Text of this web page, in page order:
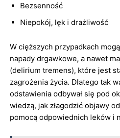
Bezsenność
Niepokój, lęk i drażliwość
W cięższych przypadkach
napady drgawkowe, a nawet
(delirium tremens), które jest
zagrożenia życia. Dlatego tak
odstawienia odbywał się pod
wiedzą, jak złagodzić objawy
pomocą odpowiednich leków i